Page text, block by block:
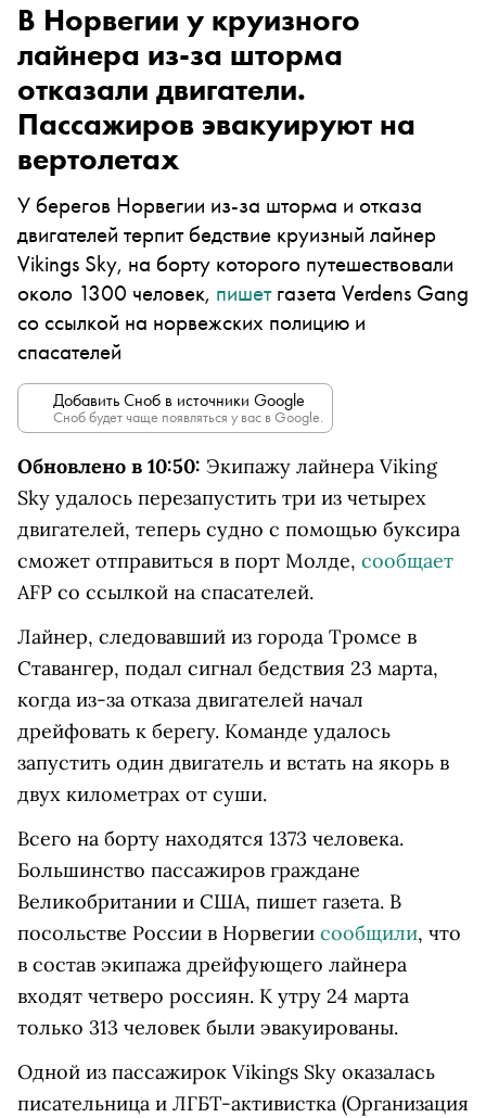
В Норвегии у круизного
лайнера из-за шторма
отказали двигатели.
Пассажиров эвакуируют на
вертолетах
У берегов Норвегии из-за шторма и отказа
двигателей терпит бедствие круизный лайнер
Vikings Sky, на борту которого путешествовали
около 1300 человек, пишетгазета Verdens Gang
со ссылкой на норвежских полицию и
спасателей
Добавить Сноб в источники Google
Сноб будет чаще появляться у вас в Google.
Обновлено в 10:50: Экипажу лайнера Viking
Sky удалось перезапустить три из четырех
двигателей, теперь судно с помощью буксира
сможет отправиться в порт Молде, сообщает
AFP со ссылкой на спасателей.
Лайнер, следовавший из города Тромсе в
Ставангер, подал сигнал бедствия 23 марта,
когда из-за отказа двигателей начал
дрейфовать к берегу. Команде удалось
запустить один двигатель и встать на якорь в
двух километрах от суши.
Всего на борту находятся 1373 человека.
Большинство пассажиров граждане
Великобритании и США, пишет газета. В
посольстве России в Норвегии сообщили, что
в состав экипажа дрейфующего лайнера
входят четверо россиян. К утру 24 марта
только 313 человек были эвакуированы.
Одной из пассажирок Vikings Sky оказалась
писательница и ЛГБТ-активистка (Организация